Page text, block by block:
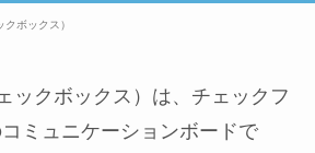
ボックス）
ックボックス）は、チェックフ
ミュニケーションボードで